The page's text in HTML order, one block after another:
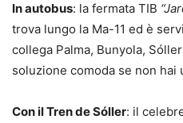
In autobus: la fermata TIB
trova lungo la Ma-11 ed è
collega Palma, Bunyola,
soluzione comoda se non hai
Con il Tren de Sóller: il